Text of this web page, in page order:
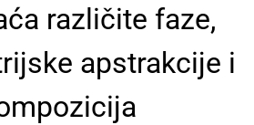
različite faze,
apstrakcije i